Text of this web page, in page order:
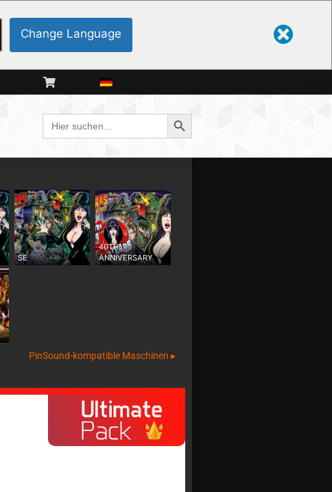
Change Language
Suche
nach:
Schaltfläche "Suchen
SE
40TH
ANNIVERSARY
PinSound-kompatible Maschinen ▸